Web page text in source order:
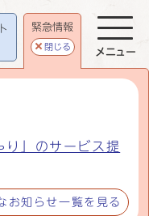
緊急情報
閉じる
り」のサービス提
お知らせ一覧を見る
メニュー